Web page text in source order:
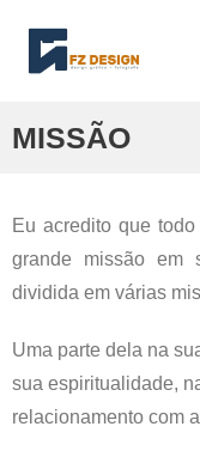
MISSÃO
Eu acredito que
grande missão em
dividida em várias
Uma parte dela na
sua espiritualidade,
relacionamento com